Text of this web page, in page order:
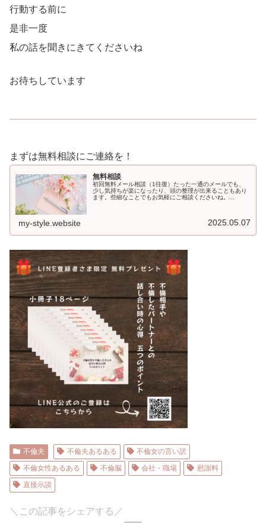
行動する前に
是非一度
私の話を聞きにきてくださいね
お待ちしています
まずは無料相談にご連絡を！
無料相談
初回無料メール相談（1往復）たった一通のメールでも、
少し気持ちが楽になったり、頭の整理が出来ることもあり
ます。些細なことでもお気軽にご相談くださいね。...
my-style.website 2025.05.07
不倫夫 不倫夫あるある
不倫女の言い訳
不倫女性あるある
不倫脳 会社・職場
慰謝料
直接示談
＼この記事をシェアする／